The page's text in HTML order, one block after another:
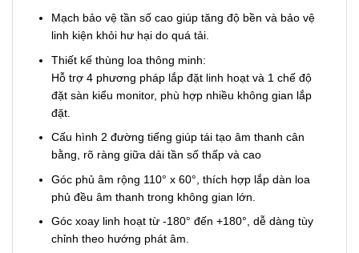
Mạch bảo vệ tần số cao giúp tăng độ bền và bảo vệ
linh kiện khỏi hư hại do quá tải.
Thiết kế thùng loa thông minh:
Hỗ trợ 4 phương pháp lắp đặt linh hoạt và 1 chế độ
đặt sàn kiểu monitor, phù hợp nhiều không gian lắp
đặt.
Cấu hình 2 đường tiếng giúp tái tạo âm thanh cân
bằng, rõ ràng giữa dải tần số thấp và cao
Góc phủ âm rộng 110° x 60°, thích hợp lắp dàn loa
phủ đều âm thanh trong không gian lớn.
Góc xoay linh hoạt từ -180° đến +180°, dễ dàng tùy
chỉnh theo hướng phát âm.